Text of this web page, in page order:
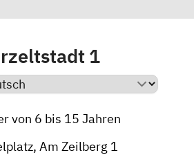
1
von 6 bis 15 Jahren
Am Zeilberg 1